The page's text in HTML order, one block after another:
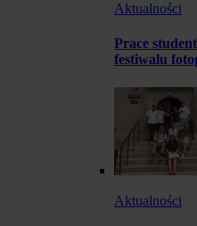
Aktualności
Prace
festiwalu
Aktualności